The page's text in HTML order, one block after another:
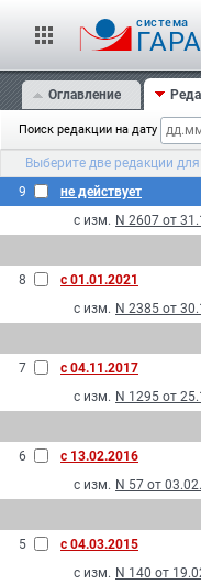
cистема
Оглавление
Поиск редакции на дату
Выберите две редакции
9
не действует
с изм. N 2607 от
8
с 01.01.2021
с изм. N 2385 от
7
с 04.11.2017
с изм. N 1295 от
6
с 13.02.2016
с изм. N 57 от
5
с 04.03.2015
с изм. N 140 от